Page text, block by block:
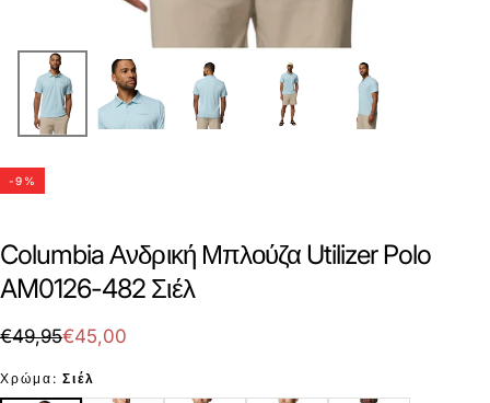
-9 %
Columbia Ανδρική Μπλούζα Utilizer Polo
AM0126-482 Σιέλ
€45,00
Τιμή
€49,95Τιμή
έκπτωση
€45,00
Χρώμα: Σιέλ